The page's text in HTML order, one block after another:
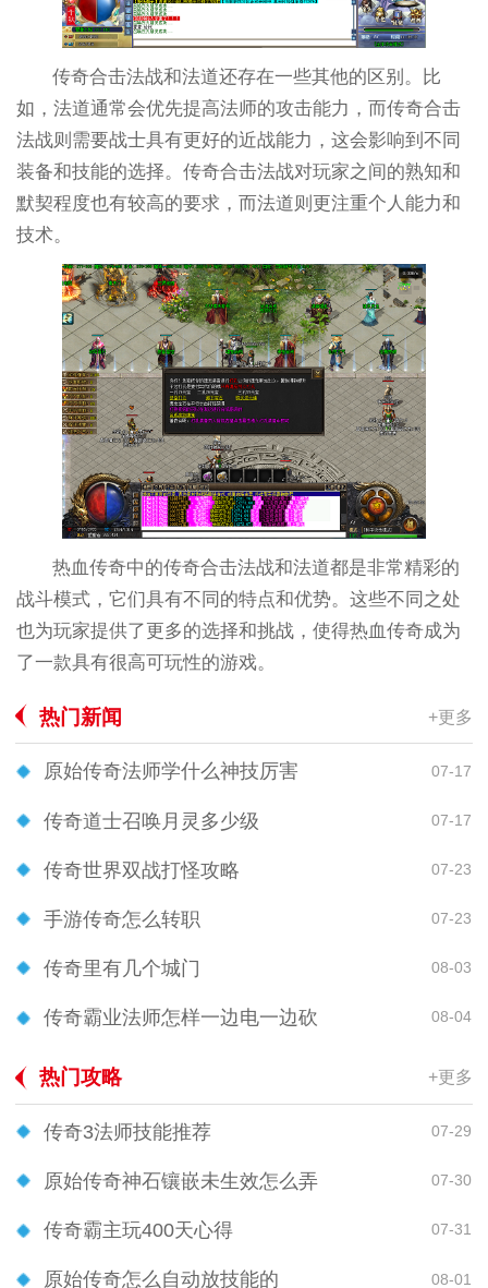
传奇合击法战和法道还存在一些其他的区别。比
如，法道通常会优先提高法师的攻击能力，而传奇合击
法战则需要战士具有更好的近战能力，这会影响到不同
装备和技能的选择。传奇合击法战对玩家之间的熟知和
默契程度也有较高的要求，而法道则更注重个人能力和
技术。
热血传奇中的传奇合击法战和法道都是非常精彩的
战斗模式，它们具有不同的特点和优势。这些不同之处
也为玩家提供了更多的选择和挑战，使得热血传奇成为
了一款具有很高可玩性的游戏。
热门新闻 +更多
原始传奇法师学什么神技厉害 07-17
传奇道士召唤月灵多少级 07-17
传奇世界双战打怪攻略 07-23
手游传奇怎么转职 07-23
传奇里有几个城门 08-03
传奇霸业法师怎样一边电一边砍 08-04
热门攻略 +更多
传奇3法师技能推荐 07-29
原始传奇神石镶嵌未生效怎么弄 07-30
传奇霸主玩400天心得 07-31
原始传奇怎么自动放技能的 08-01